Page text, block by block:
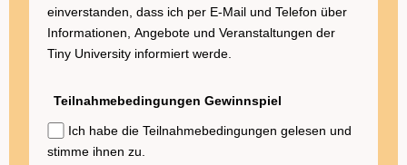
einverstanden, dass ich per E-Mail und Telefon über
Informationen, Angebote und Veranstaltungen der
Tiny University informiert werde.
Teilnahmebedingungen Gewinnspiel
Ich habe die Teilnahmebedingungen gelesen und
stimme ihnen zu.